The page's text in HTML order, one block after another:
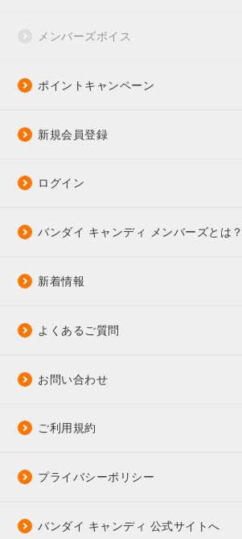
メンバーズボイス
ポイントキャンペーン
新規会員登録
ログイン
バンダイ キャンディ メンバーズとは？
新着情報
よくあるご質問
お問い合わせ
ご利用規約
プライバシーポリシー
バンダイ キャンディ 公式サイトへ